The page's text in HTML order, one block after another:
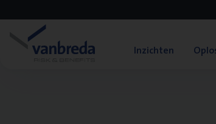
Inzichten